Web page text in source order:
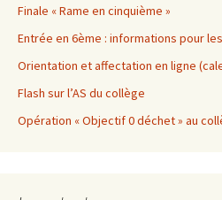
Finale « Rame en cinquième »
Entrée en 6ème : informations pour
Orientation et affectation en ligne
Flash sur l’AS du collège
Opération « Objectif 0 déchet » au